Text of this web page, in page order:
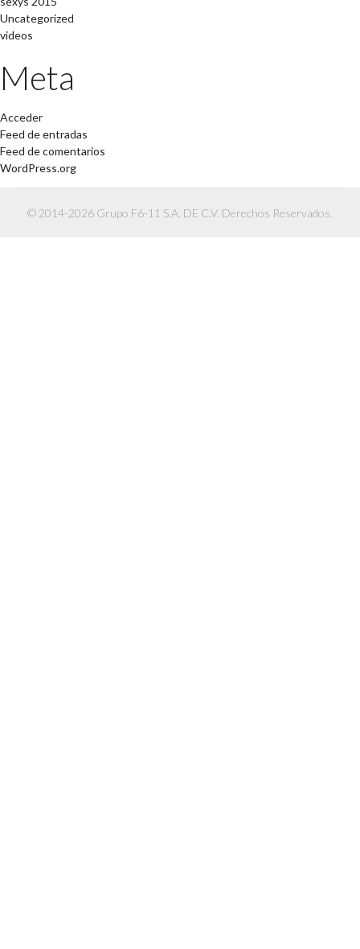
Uncategorized
videos
Meta
Acceder
Feed de entradas
Feed de comentarios
WordPress.org
© 2014-2026 Grupo F6-11 S.A. DE C.V. Derechos Reservados.